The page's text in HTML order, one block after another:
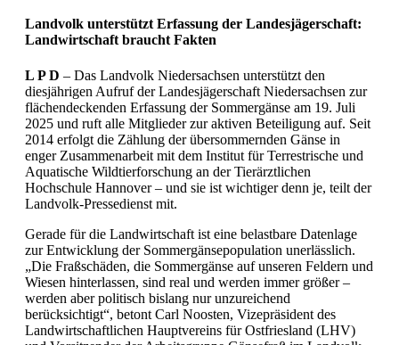
Landvolk unterstützt Erfassung der Landesjägerschaft:
Landwirtschaft braucht Fakten
L P D – Das Landvolk Niedersachsen unterstützt den
diesjährigen Aufruf der Landesjägerschaft Niedersachsen zur
flächendeckenden Erfassung der Sommergänse am 19. Juli
2025 und ruft alle Mitglieder zur aktiven Beteiligung auf. Seit
2014 erfolgt die Zählung der übersommernden Gänse in
enger Zusammenarbeit mit dem Institut für Terrestrische und
Aquatische Wildtierforschung an der Tierärztlichen
Hochschule Hannover – und sie ist wichtiger denn je, teilt der
Landvolk-Pressedienst mit.
Gerade für die Landwirtschaft ist eine belastbare Datenlage
zur Entwicklung der Sommergänsepopulation unerlässlich.
„Die Fraßschäden, die Sommergänse auf unseren Feldern und
Wiesen hinterlassen, sind real und werden immer größer –
werden aber politisch bislang nur unzureichend
berücksichtigt“, betont Carl Noosten, Vizepräsident des
Landwirtschaftlichen Hauptvereins für Ostfriesland (LHV)